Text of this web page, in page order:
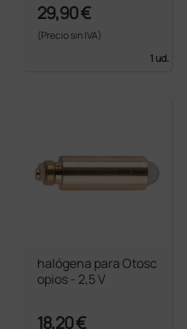
29,90 €
(Precio sin IVA)
1 ud.
halógena para Otosc
opios - 2,5 V
18,20 €